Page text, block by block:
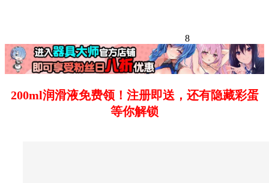
8
200ml润滑液免费领！注册即送，还有隐藏彩蛋
等你解锁